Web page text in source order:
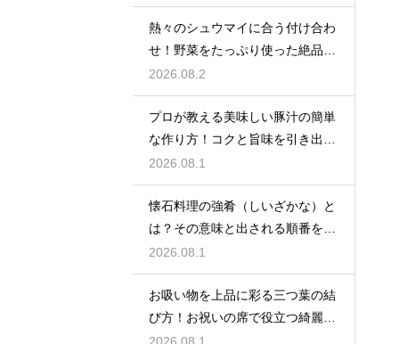
熱々のシュウマイに合う付け合わ
せ！野菜をたっぷり使った絶品レ
シピ集
2026.08.2
プロが教える美味しい豚汁の簡単
な作り方！コクと旨味を引き出す
秘訣
2026.08.1
懐石料理の強肴（しいざかな）と
は？その意味と出される順番を徹
底解説
2026.08.1
お吸い物を上品に彩る三つ葉の結
び方！お祝いの席で役立つ綺麗で
華麗な演出